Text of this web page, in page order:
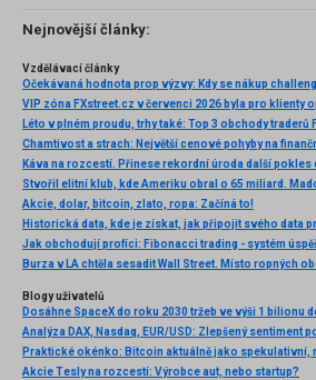
několik příkladů nejznámějších z nich.
Nejnovější články:
Vzdělávací články
Očekávaná hodnota prop výzvy: Kdy se nákup
VIP zóna FXstreet.cz v červenci 2026 byla pro klienty
Káva na rozcestí. Přinese rekordní úroda další pokles
Akcie, dolar, bitcoin, zlato, ropa: Začíná to!
Blogy uživatelů
Dosáhne SpaceX do roku 2030 tržeb ve výši 1 bilionu
Akcie Tesly na rozcestí: Výrobce aut, nebo startup?